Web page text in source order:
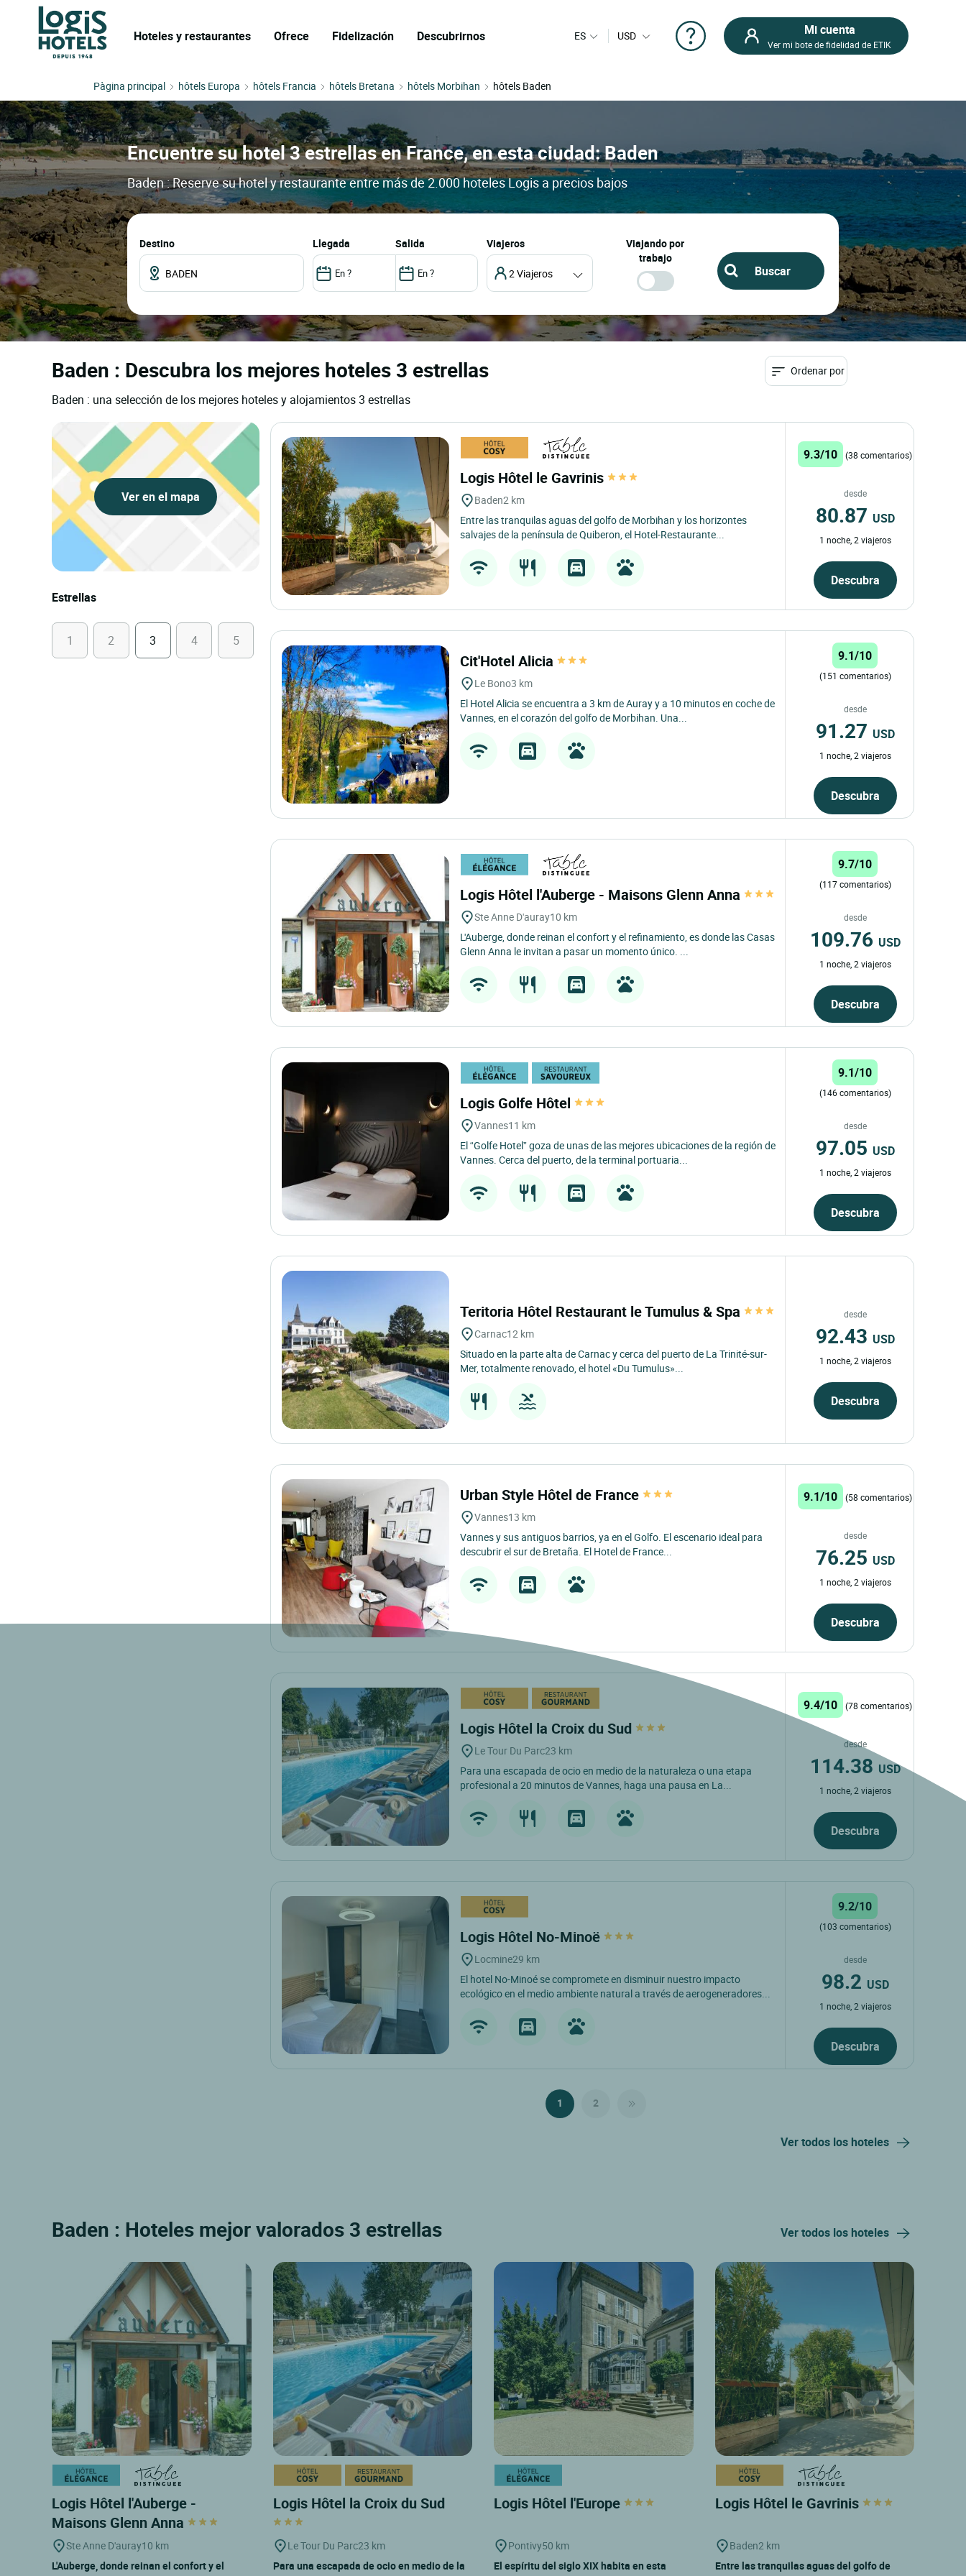
Hoteles y restaurantes Ofrece Fidelización Descubrirnos ES USD Mi cuenta
Ver mi bote de fidelidad de ETIK
Pàgina principal hôtels Europa hôtels Francia hôtels Bretana hôtels Morbihan hôtels Baden
Encuentre su hotel 3 estrellas en France, en esta ciudad: Baden
Baden : Reserve su hotel y restaurante entre más de 2.000 hoteles Logis a precios bajos
Destino llegada salida Viajeros
2 Viajeros
Viajando por
trabajo
Baden : Descubra los mejores hoteles 3 estrellas
Baden : una selección de los mejores hoteles y alojamientos 3 estrellas
Ordenar por
Ver en el mapa
Estrellas
1 2 3 4 5
Logis Hôtel le Gavrinis
Baden2 km
Entre las tranquilas aguas del golfo de Morbihan y los horizontes
salvajes de la península de Quiberon, el Hotel-Restaurante...
9.3/10 (38 comentarios)
desde
80.87 USD
1 noche, 2 viajeros
Descubra
Cit'Hotel Alicia
Le Bono3 km
El Hotel Alicia se encuentra a 3 km de Auray y a 10 minutos en coche de
Vannes, en el corazón del golfo de Morbihan. Una...
9.1/10
(151 comentarios)
desde
91.27 USD
1 noche, 2 viajeros
Descubra
Logis Hôtel l'Auberge - Maisons Glenn Anna
Ste Anne D'auray10 km
L'Auberge, donde reinan el confort y el refinamiento, es donde las Casas
Glenn Anna le invitan a pasar un momento único. ...
9.7/10
(117 comentarios)
desde
109.76 USD
1 noche, 2 viajeros
Descubra
Logis Golfe Hôtel
Vannes11 km
El “Golfe Hotel” goza de unas de las mejores ubicaciones de la región de
Vannes. Cerca del puerto, de la terminal portuaria...
9.1/10
(146 comentarios)
desde
97.05 USD
1 noche, 2 viajeros
Descubra
Teritoria Hôtel Restaurant le Tumulus & Spa
Carnac12 km
Situado en la parte alta de Carnac y cerca del puerto de La Trinité-sur-
Mer, totalmente renovado, el hotel «Du Tumulus»...
desde
92.43 USD
1 noche, 2 viajeros
Descubra
Urban Style Hôtel de France
Vannes13 km
Vannes y sus antiguos barrios, ya en el Golfo. El escenario ideal para
descubrir el sur de Bretaña. El Hotel de France...
9.1/10 (58 comentarios)
desde
76.25 USD
1 noche, 2 viajeros
Descubra
Logis Hôtel la Croix du Sud
Le Tour Du Parc23 km
Para una escapada de ocio en medio de la naturaleza o una etapa
profesional a 20 minutos de Vannes, haga una pausa en La...
9.4/10 (78 comentarios)
desde
114.38 USD
1 noche, 2 viajeros
Descubra
Logis Hôtel No-Minoë
Locmine29 km
El hotel No-Minoé se compromete en disminuir nuestro impacto
ecológico en el medio ambiente natural a través de aerogeneradores...
9.2/10
(103 comentarios)
desde
98.2 USD
1 noche, 2 viajeros
Descubra
1 2
Ver todos los hoteles
Baden : Hoteles mejor valorados 3 estrellas Ver todos los hoteles
Logis Hôtel l'Auberge -
Maisons Glenn Anna
Ste Anne D'auray10 km
L'Auberge, donde reinan el confort y el
Logis Hôtel la Croix du Sud
Le Tour Du Parc23 km
Para una escapada de ocio en medio de la
Logis Hôtel l'Europe
Pontivy50 km
El espíritu del siglo XIX habita en esta
Logis Hôtel le Gavrinis
Baden2 km
Entre las tranquilas aguas del golfo de